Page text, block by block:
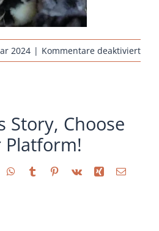
2024 | Kommentare deaktiviertfür
Story, Choose
Platform!
WhatsApp
TumblrPinterest
Vk Xing E-